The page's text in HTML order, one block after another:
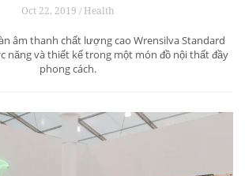
Oct 22, 2019 / Health
âm thanh chất lượng cao Wrensilva Standard
năng và thiết kế trong một món đồ nội thất đầy
phong cách.